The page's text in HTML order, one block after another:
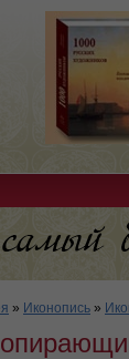
» Иконопись »